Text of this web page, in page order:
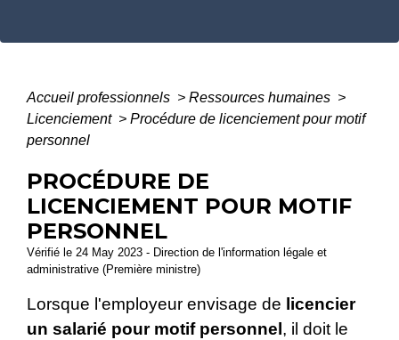
Accueil professionnels > Ressources humaines >
Licenciement > Procédure de licenciement pour motif
personnel
PROCÉDURE DE
LICENCIEMENT POUR MOTIF
PERSONNEL
Vérifié le 24 May 2023 - Direction de l'information légale et
administrative (Première ministre)
Lorsque l'employeur envisage de licencier
un salarié pour motif personnel, il doit le